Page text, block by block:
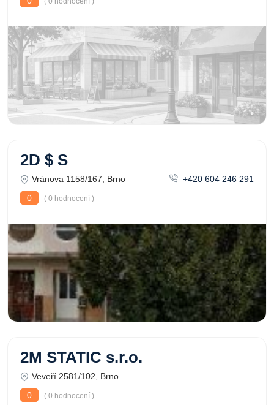
2D $ S
Vránova 1158/167, Brno
+420 604 246 291
0
( 0 hodnocení )
2M STATIC s.r.o.
Veveří 2581/102, Brno
0
( 0 hodnocení )